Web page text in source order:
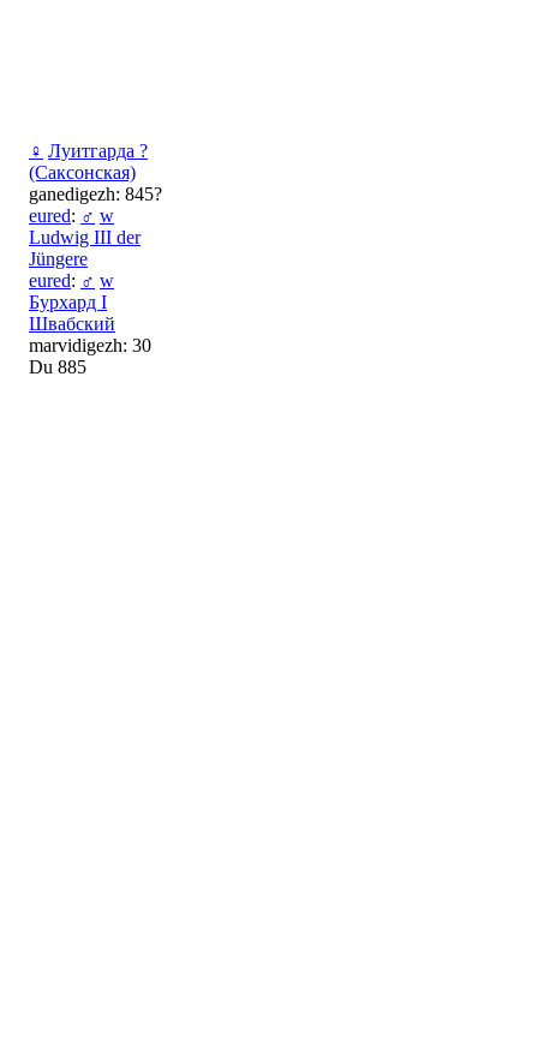
♀ Луитгарда ?
(Саксонская)
ganedigezh: 845?
eured: ♂ w
Ludwig III der
Jüngere
eured: ♂ w
Бурхард I
Швабский
marvidigezh: 30
Du 885